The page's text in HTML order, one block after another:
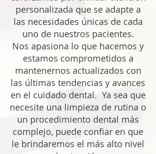
personalizada que se adapte a
las necesidades únicas de cada
uno de nuestros pacientes.
Nos apasiona lo que hacemos y
estamos comprometidos a
mantenernos actualizados con
las últimas tendencias y avances
en el cuidado dental. Ya sea que
necesite una limpieza de rutina o
un procedimiento dental más
complejo, puede confiar en que
le brindaremos el más alto nivel